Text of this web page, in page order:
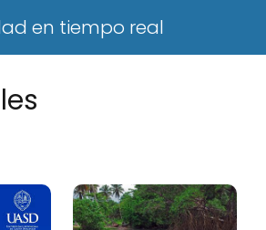
en tiempo real